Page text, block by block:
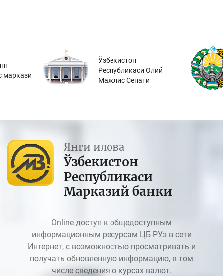
маркази
Ўзбекистон
Республикаси Олий
Мажлис Сенати
Янги илова
Ўзбекистон
Республикаси
Марказий банки
Online доступ к общедоступным
информационным ресурсам ЦБ РУз в сети
Интернет, с возможностью просматривать и
получать обновленную информацию, в том
числе сведения о курсах валют.